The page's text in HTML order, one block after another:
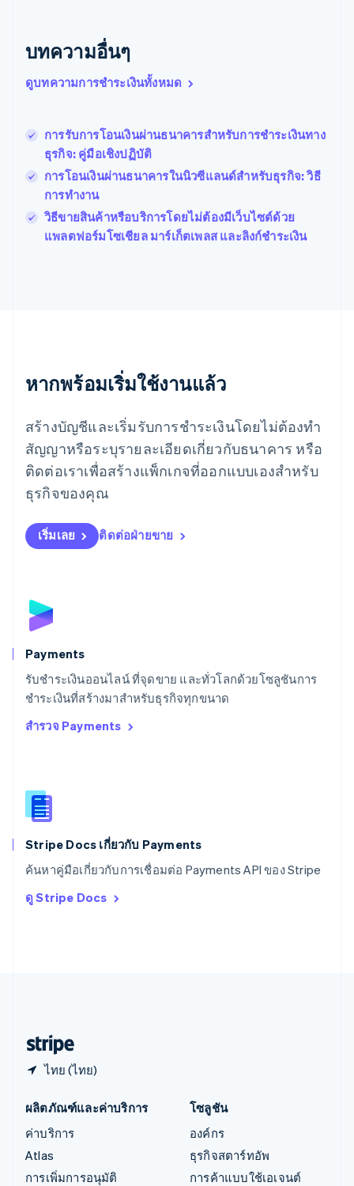
บทความอื่นๆ
ดูบทความการชำระเงินทั้งหมด
การรับการโอนเงินผ่านธนาคารสำหรับการชำระเงินทาง
ธุรกิจ: คู่มือเชิงปฏิบัติ
การโอนเงินผ่านธนาคารในนิวซีแลนด์สำหรับธุรกิจ: วิธี
การทำงาน
วิธีขายสินค้าหรือบริการโดยไม่ต้องมีเว็บไซต์ด้วย
แพลตฟอร์มโซเชียล มาร์เก็ตเพลส และลิงก์ชำระเงิน
หากพร้อมเริ่มใช้งานแล้ว
สร้างบัญชีและเริ่มรับการชำระเงินโดยไม่ต้องทำ
สัญญาหรือระบุรายละเอียดเกี่ยวกับธนาคาร หรือ
ติดต่อเราเพื่อสร้างแพ็กเกจที่ออกแบบเองสำหรับ
ธุรกิจของคุณ
เริ่มเลย ติดต่อฝ่ายขาย
Payments
รับชำระเงินออนไลน์ ที่จุดขาย และทั่วโลกด้วยโซลูชันการ
ชำระเงินที่สร้างมาสำหรับธุรกิจทุกขนาด
สำรวจ Payments
Stripe Docs เกี่ยวกับ Payments
ค้นหาคู่มือเกี่ยวกับการเชื่อมต่อ Payments API ของ Stripe
ดู Stripe Docs
ไทย (ไทย)
Français
โปรตุเกส
โปแลนด์
FrançaisEnglish
ฟินแลนด์
English Svenska
มอลตา
English
มาเลเซีย
简体中文
เม็กซิโก
ลักเซมเบิร์ก
Français Deutsch English
English
ลิกเตนสไตน์
DeutschEnglish
ลิทัวเนีย
English
สเปน
สโลวาเกีย
English
Deutsch
สวีเดน
สหรัฐอเมริกา
English Español简体中文
สหรัฐอาหรับเอมิเรตส์
สหราชอาณาจักร
สิงคโปร์
English
ออสเตรเลีย
English
DeutschEnglish
ItalianoEnglish
ผลิตภัณฑ์และค่าบริการ
ค่าบริการ
Atlas
การเพิ่มการอนุมัติ
โซลูชัน
องค์กร
ธุรกิจสตาร์ทอัพ
การค้าแบบใช้เอเจนต์